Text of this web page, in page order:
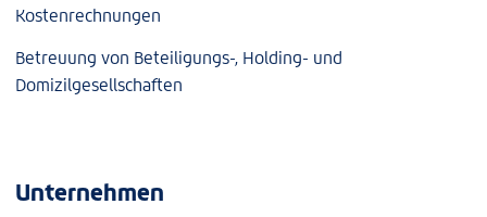
Kostenrechnungen
Betreuung von Beteiligungs-, Holding- und
Domizilgesellschaften
Unternehmen